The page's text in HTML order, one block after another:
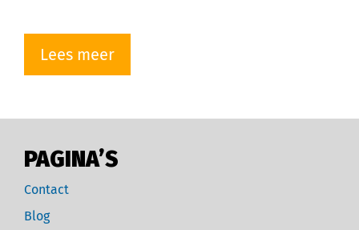
Lees meer
PAGINA’S
Contact
Blog